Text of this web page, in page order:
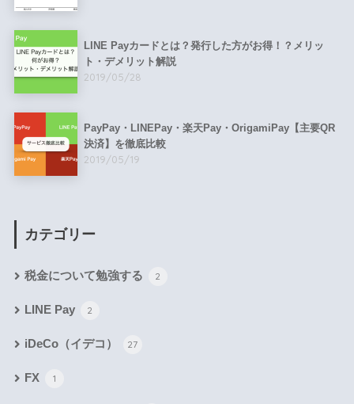
LINE Payカードとは？発行した方がお得！？メリッ
ト・デメリット解説
2019/05/28
PayPay・LINEPay・楽天Pay・OrigamiPay【主要QR
決済】を徹底比較
2019/05/19
カテゴリー
税金について勉強する 2
LINE Pay 2
iDeCo（イデコ） 27
FX 1